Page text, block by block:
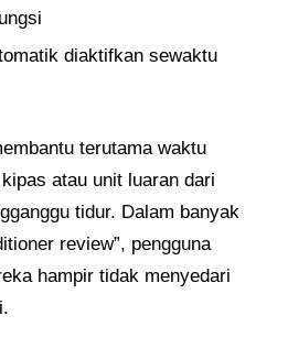
diaktifkan sewaktu
terutama waktu
atau unit luaran dari
tidur. Dalam banyak
review”, pengguna
hampir tidak menyedari